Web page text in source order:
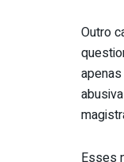
Outro
Esses